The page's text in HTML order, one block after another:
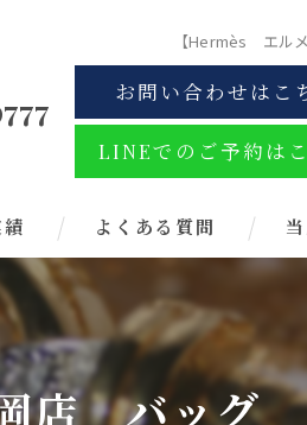
【Hermès エル
お問い合わせはこ
LINEでのご予約は
よくある質問
ブ
店 バッグ